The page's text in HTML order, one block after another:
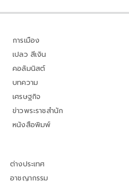
การเมือง
เปลว สีเงิน
คอลัมนิสต์
บทความ
เศรษฐกิจ
ข่าวพระราชสำนัก
หนังสือพิมพ์
ต่างประเทศ
อาชญากรรม